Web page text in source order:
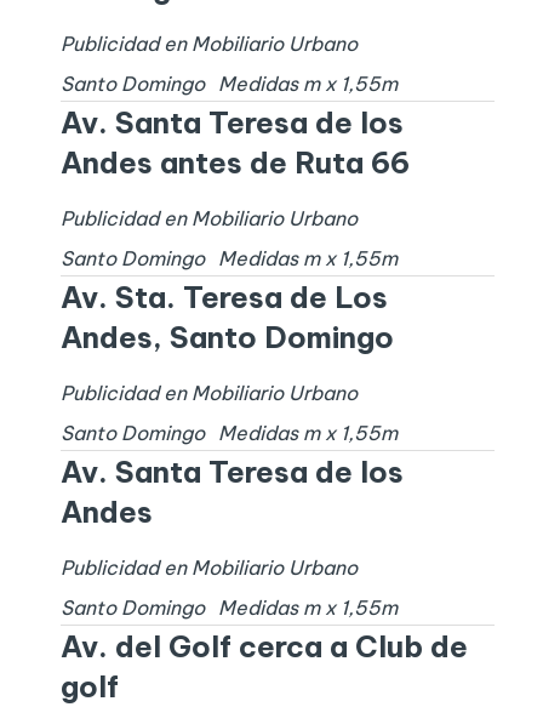
Publicidad en Mobiliario Urbano
Santo Domingo
Medidas m x 1,55m
Av. Santa Teresa de los
Andes antes de Ruta 66
Publicidad en Mobiliario Urbano
Santo Domingo
Medidas m x 1,55m
Av. Sta. Teresa de Los
Andes, Santo Domingo
Publicidad en Mobiliario Urbano
Santo Domingo
Medidas m x 1,55m
Av. Santa Teresa de los
Andes
Publicidad en Mobiliario Urbano
Santo Domingo
Medidas m x 1,55m
Av. del Golf cerca a Club de
golf